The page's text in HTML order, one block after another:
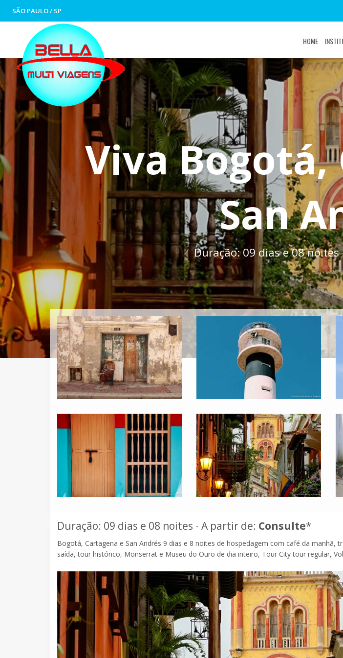
SÃO PAULO / SP
HOME
Viva Bogotá,
San
Duração: 09 dias e 08
Duração: 09 dias e 08 noites - A partir de: Consulte*
Bogotá, Cartagena e San Andrés 9 dias e 8 noites de hospedagem com café da manhã,
saída, tour histórico, Monserrat e Museu do Ouro de dia inteiro, Tour City tour regular,